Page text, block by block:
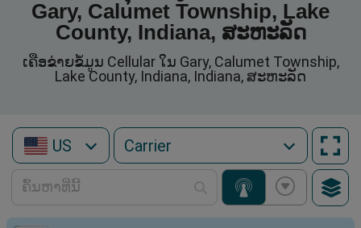
Gary, Calumet Township, Lake
County, Indiana, ສະຫະລັດ
ເຄືອຂ່າຍຂໍ້ມູນ Cellular ໃນ Gary, Calumet Township,
Lake County, Indiana, Indiana, ສະຫະລັດ
US